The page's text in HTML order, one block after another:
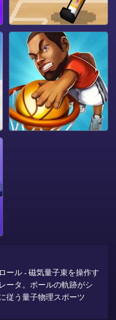
ール - 磁気量子束を操作す
ータ。ボールの軌跡がシ
従う量子物理スポーツ